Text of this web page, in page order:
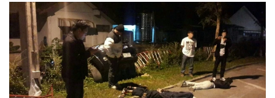
CbizReview
Cyber BIZ
• ผู้จัดกวน
• Good health & Well-being
• Green Innovation & SD